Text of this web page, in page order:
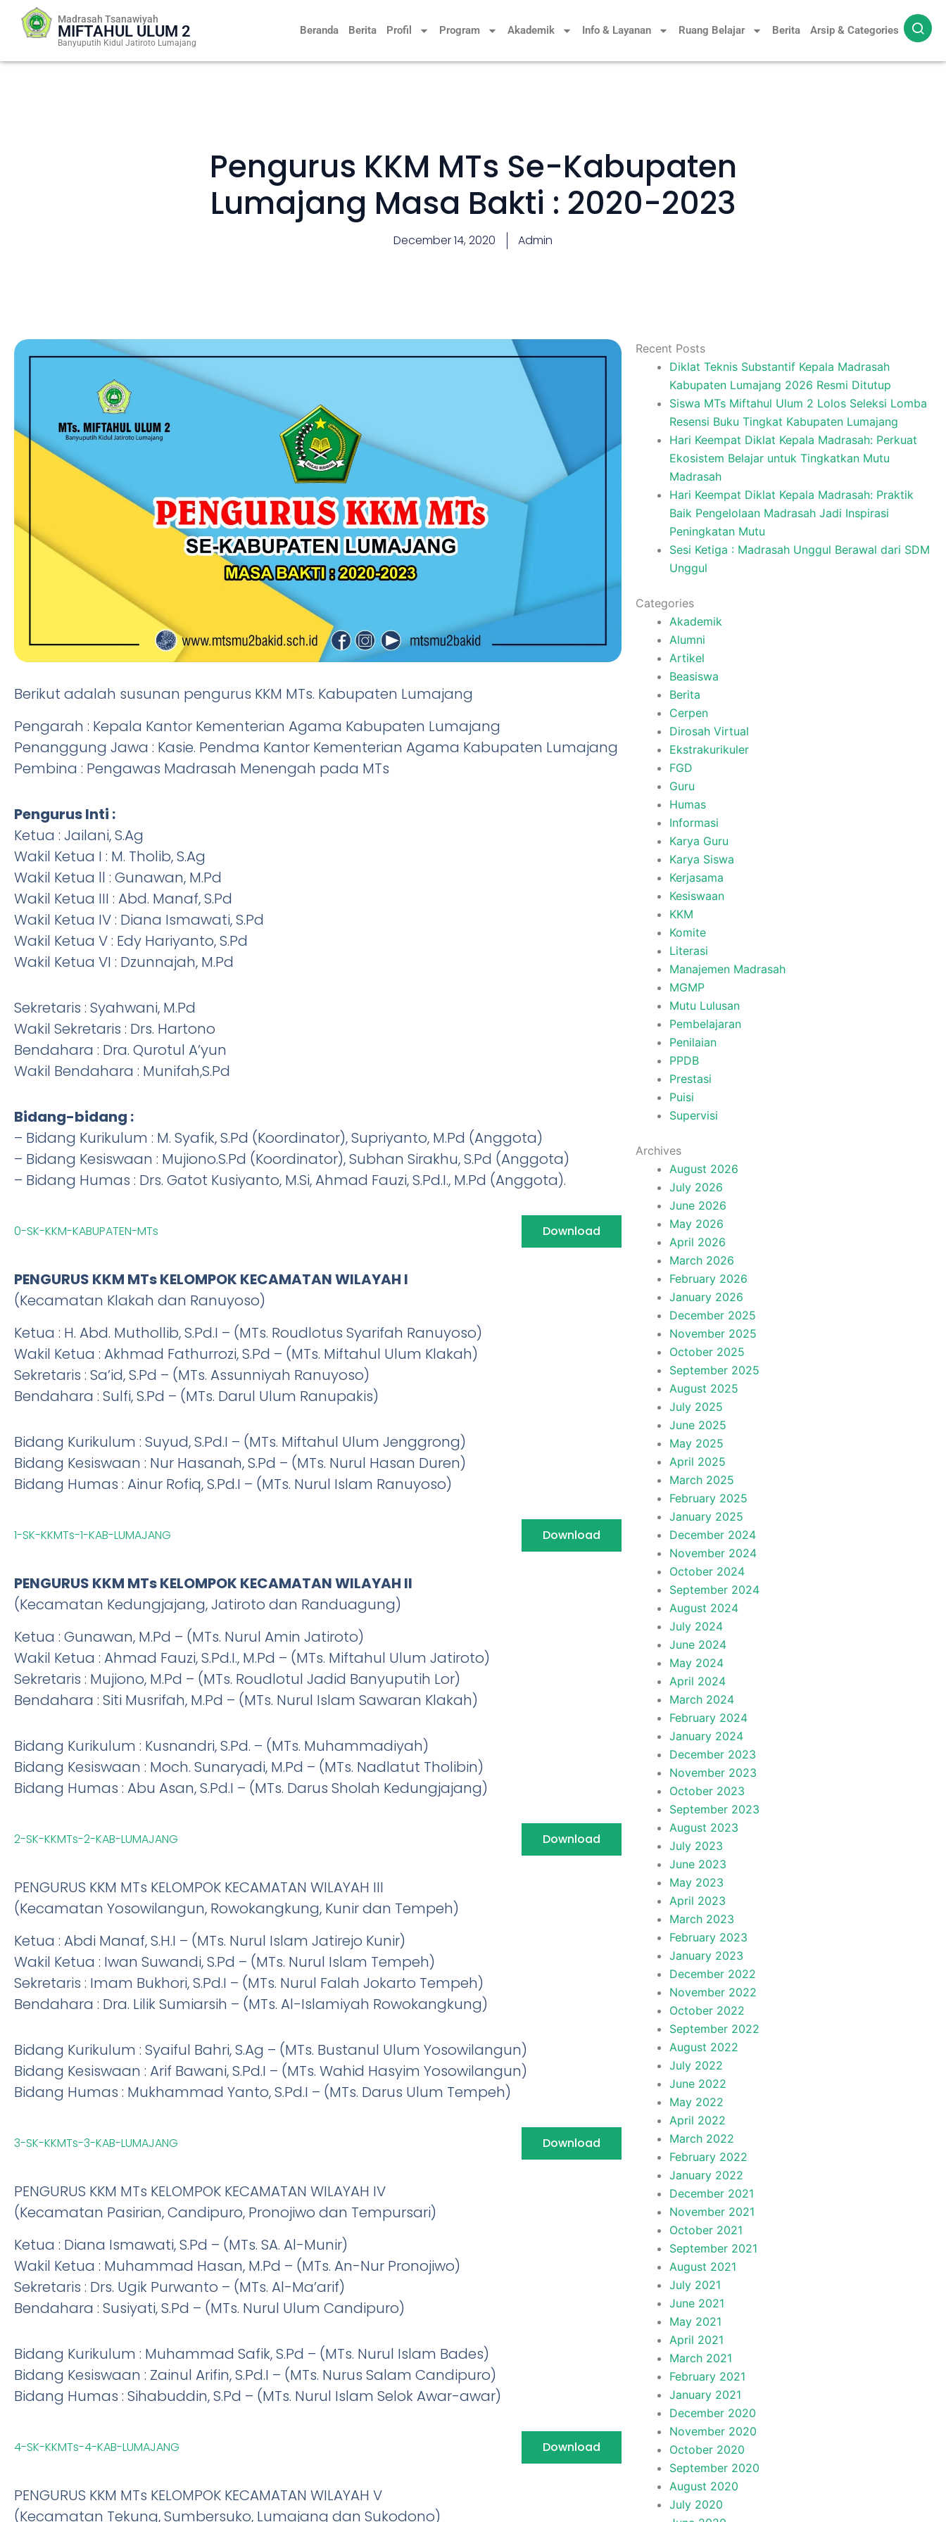
Beranda Berita Profil Program Akademik Info & Layanan Ruang Belajar Berita Arsip & Categories
Madrasah Tsanawiyah
MIFTAHUL ULUM 2
Banyuputih Kidul Jatiroto Lumajang
Pengurus KKM MTs Se-Kabupaten
Lumajang Masa Bakti : 2020-2023
December 14, 2020 Admin
Berikut adalah susunan pengurus KKM MTs. Kabupaten Lumajang
Pengarah : Kepala Kantor Kementerian Agama Kabupaten Lumajang
Penanggung Jawa : Kasie. Pendma Kantor Kementerian Agama Kabupaten Lumajang
Pembina : Pengawas Madrasah Menengah pada MTs
Pengurus Inti :
Ketua : Jailani, S.Ag
Wakil Ketua I : M. Tholib, S.Ag
Wakil Ketua ll : Gunawan, M.Pd
Wakil Ketua III : Abd. Manaf, S.Pd
Wakil Ketua IV : Diana Ismawati, S.Pd
Wakil Ketua V : Edy Hariyanto, S.Pd
Wakil Ketua VI : Dzunnajah, M.Pd
Sekretaris : Syahwani, M.Pd
Wakil Sekretaris : Drs. Hartono
Bendahara : Dra. Qurotul A’yun
Wakil Bendahara : Munifah,S.Pd
Bidang-bidang :
– Bidang Kurikulum : M. Syafik, S.Pd (Koordinator), Supriyanto, M.Pd (Anggota)
– Bidang Kesiswaan : Mujiono.S.Pd (Koordinator), Subhan Sirakhu, S.Pd (Anggota)
– Bidang Humas : Drs. Gatot Kusiyanto, M.Si, Ahmad Fauzi, S.Pd.I., M.Pd (Anggota).
0-SK-KKM-KABUPATEN-MTs Download
PENGURUS KKM MTs KELOMPOK KECAMATAN WILAYAH I
(Kecamatan Klakah dan Ranuyoso)
Ketua : H. Abd. Muthollib, S.Pd.I – (MTs. Roudlotus Syarifah Ranuyoso)
Wakil Ketua : Akhmad Fathurrozi, S.Pd – (MTs. Miftahul Ulum Klakah)
Sekretaris : Sa’id, S.Pd – (MTs. Assunniyah Ranuyoso)
Bendahara : Sulfi, S.Pd – (MTs. Darul Ulum Ranupakis)
Bidang Kurikulum : Suyud, S.Pd.I – (MTs. Miftahul Ulum Jenggrong)
Bidang Kesiswaan : Nur Hasanah, S.Pd – (MTs. Nurul Hasan Duren)
Bidang Humas : Ainur Rofiq, S.Pd.I – (MTs. Nurul Islam Ranuyoso)
1-SK-KKMTs-1-KAB-LUMAJANG Download
PENGURUS KKM MTs KELOMPOK KECAMATAN WILAYAH II
(Kecamatan Kedungjajang, Jatiroto dan Randuagung)
Ketua : Gunawan, M.Pd – (MTs. Nurul Amin Jatiroto)
Wakil Ketua : Ahmad Fauzi, S.Pd.I., M.Pd – (MTs. Miftahul Ulum Jatiroto)
Sekretaris : Mujiono, M.Pd – (MTs. Roudlotul Jadid Banyuputih Lor)
Bendahara : Siti Musrifah, M.Pd – (MTs. Nurul Islam Sawaran Klakah)
Bidang Kurikulum : Kusnandri, S.Pd. – (MTs. Muhammadiyah)
Bidang Kesiswaan : Moch. Sunaryadi, M.Pd – (MTs. Nadlatut Tholibin)
Bidang Humas : Abu Asan, S.Pd.I – (MTs. Darus Sholah Kedungjajang)
2-SK-KKMTs-2-KAB-LUMAJANG Download
PENGURUS KKM MTs KELOMPOK KECAMATAN WILAYAH III
(Kecamatan Yosowilangun, Rowokangkung, Kunir dan Tempeh)
Ketua : Abdi Manaf, S.H.I – (MTs. Nurul Islam Jatirejo Kunir)
Wakil Ketua : Iwan Suwandi, S.Pd – (MTs. Nurul Islam Tempeh)
Sekretaris : Imam Bukhori, S.Pd.I – (MTs. Nurul Falah Jokarto Tempeh)
Bendahara : Dra. Lilik Sumiarsih – (MTs. Al-Islamiyah Rowokangkung)
Bidang Kurikulum : Syaiful Bahri, S.Ag – (MTs. Bustanul Ulum Yosowilangun)
Bidang Kesiswaan : Arif Bawani, S.Pd.I – (MTs. Wahid Hasyim Yosowilangun)
Bidang Humas : Mukhammad Yanto, S.Pd.I – (MTs. Darus Ulum Tempeh)
3-SK-KKMTs-3-KAB-LUMAJANG Download
PENGURUS KKM MTs KELOMPOK KECAMATAN WILAYAH IV
(Kecamatan Pasirian, Candipuro, Pronojiwo dan Tempursari)
Ketua : Diana Ismawati, S.Pd – (MTs. SA. Al-Munir)
Wakil Ketua : Muhammad Hasan, M.Pd – (MTs. An-Nur Pronojiwo)
Sekretaris : Drs. Ugik Purwanto – (MTs. Al-Ma’arif)
Bendahara : Susiyati, S.Pd – (MTs. Nurul Ulum Candipuro)
Bidang Kurikulum : Muhammad Safik, S.Pd – (MTs. Nurul Islam Bades)
Bidang Kesiswaan : Zainul Arifin, S.Pd.I – (MTs. Nurus Salam Candipuro)
Bidang Humas : Sihabuddin, S.Pd – (MTs. Nurul Islam Selok Awar-awar)
4-SK-KKMTs-4-KAB-LUMAJANG Download
PENGURUS KKM MTs KELOMPOK KECAMATAN WILAYAH V
(Kecamatan Tekung, Sumbersuko, Lumajang dan Sukodono)
Recent Posts
Diklat Teknis Substantif Kepala Madrasah
Kabupaten Lumajang 2026 Resmi Ditutup
Siswa MTs Miftahul Ulum 2 Lolos Seleksi Lomba
Resensi Buku Tingkat Kabupaten Lumajang
Hari Keempat Diklat Kepala Madrasah: Perkuat
Ekosistem Belajar untuk Tingkatkan Mutu
Madrasah
Hari Keempat Diklat Kepala Madrasah: Praktik
Baik Pengelolaan Madrasah Jadi Inspirasi
Peningkatan Mutu
Sesi Ketiga : Madrasah Unggul Berawal dari SDM
Unggul
Categories
Akademik
Alumni
Artikel
Beasiswa
Berita
Cerpen
Dirosah Virtual
Ekstrakurikuler
FGD
Guru
Humas
Informasi
Karya Guru
Karya Siswa
Kerjasama
Kesiswaan
KKM
Komite
Literasi
Manajemen Madrasah
MGMP
Mutu Lulusan
Pembelajaran
Penilaian
PPDB
Prestasi
Puisi
Supervisi
Archives
August 2026
July 2026
June 2026
May 2026
April 2026
March 2026
February 2026
January 2026
December 2025
November 2025
October 2025
September 2025
August 2025
July 2025
June 2025
May 2025
April 2025
March 2025
February 2025
January 2025
December 2024
November 2024
October 2024
September 2024
August 2024
July 2024
June 2024
May 2024
April 2024
March 2024
February 2024
January 2024
December 2023
November 2023
October 2023
September 2023
August 2023
July 2023
June 2023
May 2023
April 2023
March 2023
February 2023
January 2023
December 2022
November 2022
October 2022
September 2022
August 2022
July 2022
June 2022
May 2022
April 2022
March 2022
February 2022
January 2022
December 2021
November 2021
October 2021
September 2021
August 2021
July 2021
June 2021
May 2021
April 2021
March 2021
February 2021
January 2021
December 2020
November 2020
October 2020
September 2020
August 2020
July 2020